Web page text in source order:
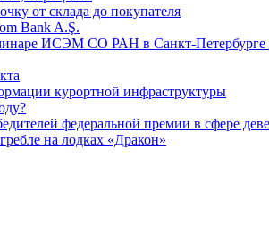
от склада до покупателя
Bank A.Ş.
ИСЭМ СО РАН в Санкт-Петербурге
курортной инфраструктуры
федеральной премии в сфере
на лодках «Дракон»